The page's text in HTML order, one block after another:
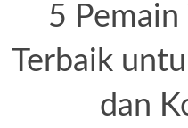
5
Terbaik
dan